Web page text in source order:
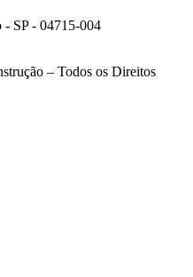
- SP - 04715-004
– Todos os Direitos